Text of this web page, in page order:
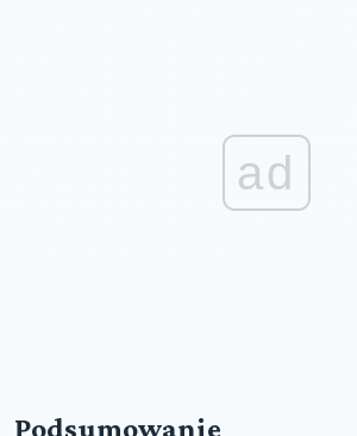
ad
Podsumowanie